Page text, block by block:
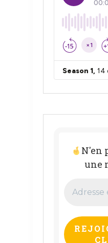
N'en
une
e-
*